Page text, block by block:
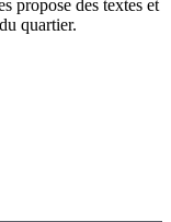
propose des textes et
quartier.